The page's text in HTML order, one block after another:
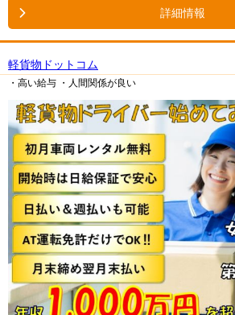
詳細情報
軽貨物ドットコム
・高い給与 ・人間関係が良い